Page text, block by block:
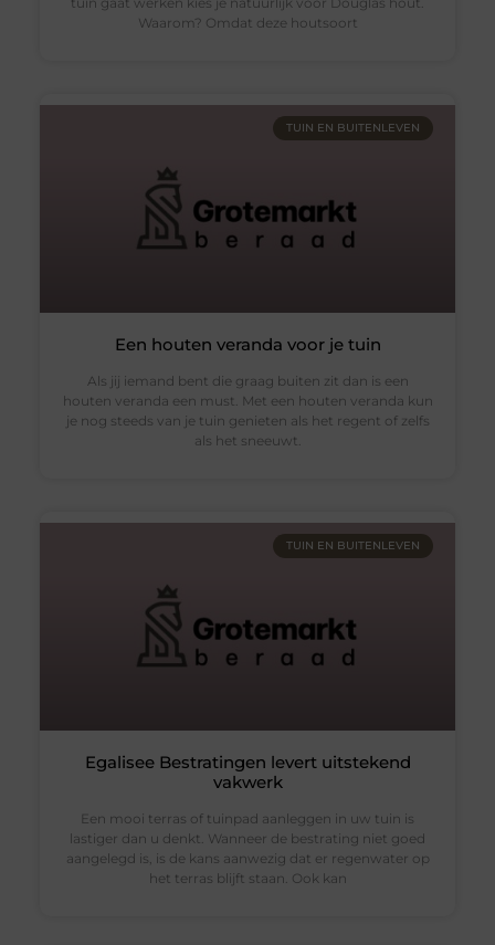
Waarom? Omdat deze houtsoort
TUIN EN BUITENLEVEN
Een houten veranda voor je tuin
Als jij iemand bent die graag buiten zit dan is een
houten veranda een must. Met een houten veranda kun
je nog steeds van je tuin genieten als het regent of zelfs
als het sneeuwt.
TUIN EN BUITENLEVEN
Egalisee Bestratingen levert uitstekend
vakwerk
Een mooi terras of tuinpad aanleggen in uw tuin is
lastiger dan u denkt. Wanneer de bestrating niet goed
aangelegd is, is de kans aanwezig dat er regenwater op
het terras blijft staan. Ook kan